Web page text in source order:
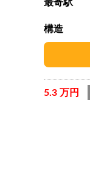
最寄駅
構造
5.3 万円